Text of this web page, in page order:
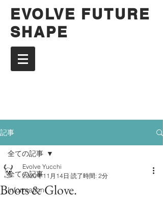
EVOLVE FUTURE
SHAPE
記事
全ての記事
Information
全ての記事
Boots & Glove.
Evolve Yucchi
2020年11月14日 読了時間: 2分